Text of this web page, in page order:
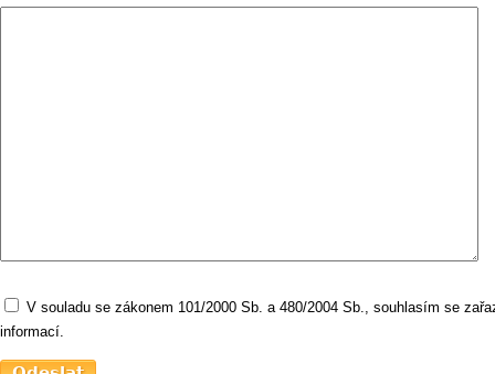
V souladu se zákonem 101/2000 Sb. a 480/2004 Sb., souhlasím se
informací.